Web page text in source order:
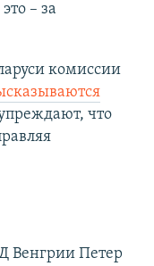
– за
комиссии
что
Венгрии Петер